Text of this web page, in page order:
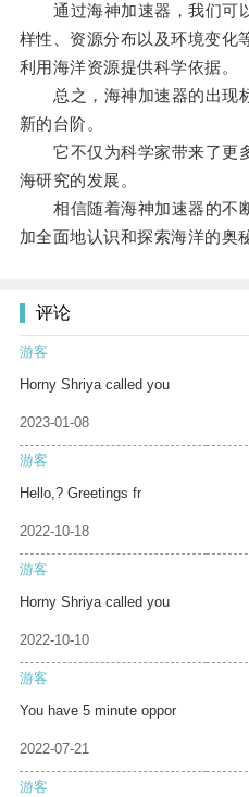
通过海神加速器，我们可
样性、资源分布以及环境变化
利用海洋资源提供科学依据。
总之，海神加速器的出现
新的台阶。
它不仅为科学家带来了更
海研究的发展。
相信随着海神加速器的不
加全面地认识和探索海洋的奥
评论
游客
Horny Shriya called you
2023-01-08
游客
Hello,? Greetings fr
2022-10-18
游客
Horny Shriya called you
2022-10-10
游客
You have 5 minute oppor
2022-07-21
游客